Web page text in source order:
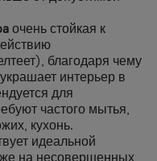
очень стойкая к
благодаря чему
интерьер в
для
частого мытья,
кухонь.
идеальной
на несовершенных